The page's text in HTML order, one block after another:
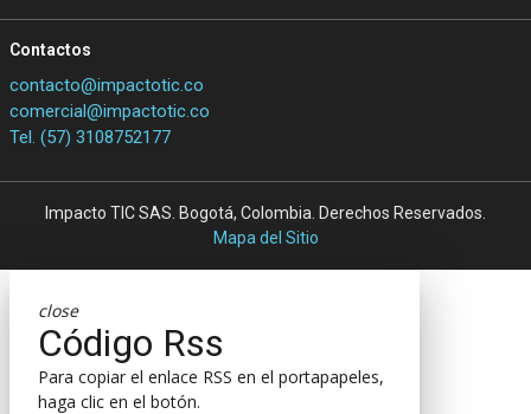
Contactos
contacto@impactotic.co
comercial@impactotic.co
Tel. (57) 3108752177
Impacto TIC SAS. Bogotá, Colombia. Derechos Reservados.
Mapa del Sitio
close
Código Rss
Para copiar el enlace RSS en el portapapeles,
haga clic en el botón.